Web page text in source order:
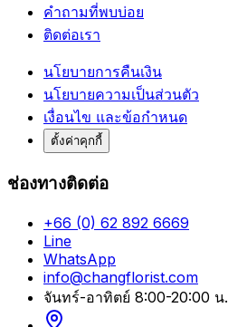
คำถามที่พบบ่อย
ติดต่อเรา
นโยบายการคืนเงิน
นโยบายความเป็นส่วนตัว
เงื่อนไข และข้อกำหนด
ตั้งค่าคุกกี้
ช่องทางติดต่อ
+66 (0) 62 892 6669
Line
WhatsApp
info@changflorist.com
จันทร์-อาทิตย์ 8:00-20:00 น.